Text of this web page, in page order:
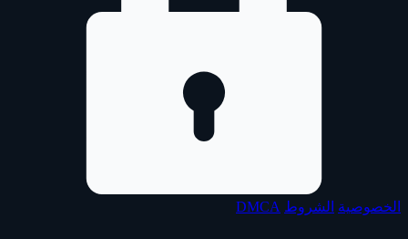
الخصوصية الشروط DMCA